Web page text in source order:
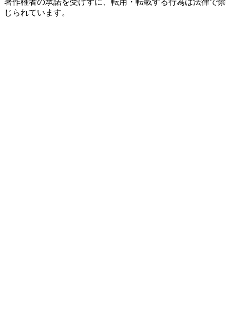
著作権者の承諾を受けずに、転用・転載する行為は法律で禁
じられています。